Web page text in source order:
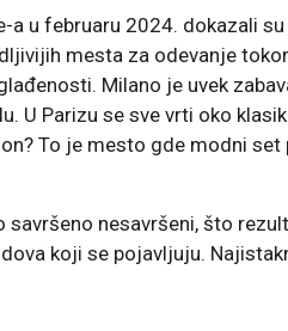
a u februaru 2024. dokazali
mesta za odevanje
Milano je uvek
U Parizu se sve vrti oko
To je mesto gde modni set
nesavršeni, što
koji se pojavljuju.